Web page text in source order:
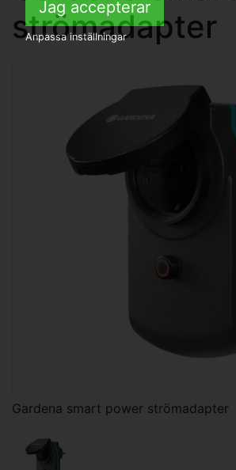
strömadapter
Gardena smart power strömadapter
Jag accepterar
Anpassa inställningar